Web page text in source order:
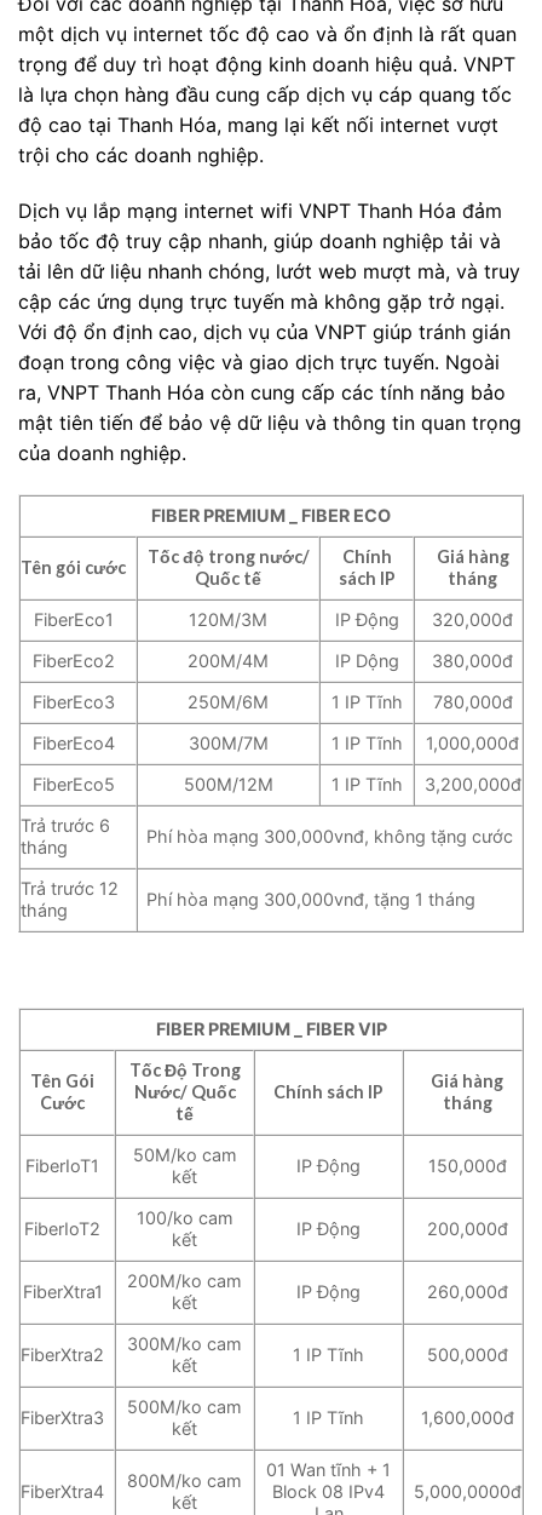
một dịch vụ internet tốc độ cao và ổn định là rất quan
trọng để duy trì hoạt động kinh doanh hiệu quả. VNPT
là lựa chọn hàng đầu cung cấp dịch vụ cáp quang tốc
độ cao tại Thanh Hóa, mang lại kết nối internet vượt
trội cho các doanh nghiệp.
Dịch vụ lắp mạng internet wifi VNPT Thanh Hóa đảm
bảo tốc độ truy cập nhanh, giúp doanh nghiệp tải và
tải lên dữ liệu nhanh chóng, lướt web mượt mà, và truy
cập các ứng dụng trực tuyến mà không gặp trở ngại.
Với độ ổn định cao, dịch vụ của VNPT giúp tránh gián
đoạn trong công việc và giao dịch trực tuyến. Ngoài
ra, VNPT Thanh Hóa còn cung cấp các tính năng bảo
mật tiên tiến để bảo vệ dữ liệu và thông tin quan trọng
của doanh nghiệp.
FIBER PREMIUM _ FIBER ECO
Tên gói cước
Tốc độ trong nước/
Quốc tế
Chính
sách IP
Giá hàng
tháng
FiberEco1
120M/3M IP Động
320,000đ
FiberEco2
200M/4M IP Dộng
380,000đ
FiberEco3
250M/6M 1 IP Tĩnh
780,000đ
FiberEco4
300M/7M 1 IP Tĩnh
1,000,000đ
FiberEco5
500M/12M 1 IP Tĩnh
3,200,000đ
Trả trước 6
tháng
Phí hòa mạng 300,000vnđ, không tặng cước
Trả trước 12
tháng
Phí hòa mạng 300,000vnđ, tặng 1 tháng
FIBER PREMIUM _ FIBER VIP
Tên Gói
Cước
Tốc Độ Trong
Nước/ Quốc
tế
Chính sách IP
Giá hàng
tháng
FiberIoT1
50M/ko cam
kết
IP Động 150,000đ
FiberIoT2
100/ko cam
kết
IP Động 200,000đ
FiberXtra1
200M/ko cam
kết
IP Động 260,000đ
FiberXtra2
300M/ko cam
kết
1 IP Tĩnh 500,000đ
FiberXtra3
500M/ko cam
kết
1 IP Tĩnh 1,600,000đ
FiberXtra4
800M/ko cam
kết
01 Wan tĩnh + 1
Block 08 IPv4
5,000,0000đ